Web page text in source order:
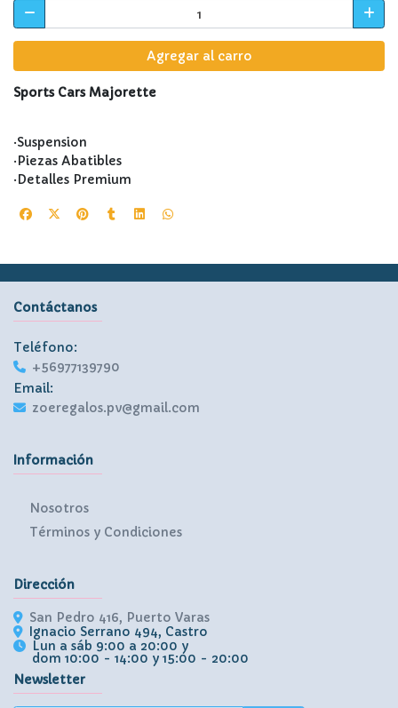
Agregar al carro
Sports Cars Majorette
·Suspension
·Piezas Abatibles
·Detalles Premium
Contáctanos
Teléfono:
+56977139790
Email:
zoeregalos.pv@gmail.com
Información
Nosotros
Términos y Condiciones
Dirección
San Pedro 416, Puerto Varas
Ignacio Serrano 494, Castro
Lun a sáb 9:00 a 20:00 y
dom 10:00 - 14:00 y 15:00 - 20:00
Newsletter